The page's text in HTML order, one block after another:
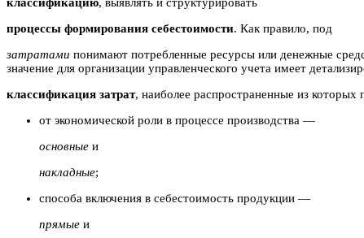
классификацию, выявлять и структурировать
процессы формирования себестоимости. Как правило, под
затратами понимают потребленные ресурсы или денежные
значение для организации управленческого учета имеет
классификация затрат, наиболее распространенные из
от экономической роли в процессе производства —
основные и
накладные;
способа включения в себестоимость продукции —
прямые и